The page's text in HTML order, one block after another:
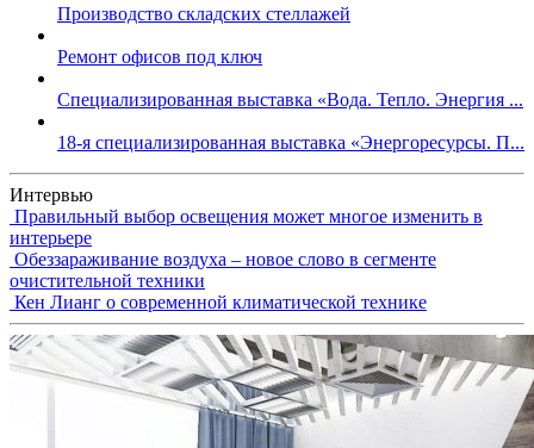
Производство складских стеллажей
Ремонт офисов под ключ
Специализированная выставка «Вода. Тепло. Энергия ...
18-я специализированная выставка «Энергоресурсы. П...
Интервью
Правильный выбор освещения может многое изменить в
интерьере
Обеззараживание воздуха – новое слово в сегменте
очистительной техники
Кен Лианг о современной климатической технике